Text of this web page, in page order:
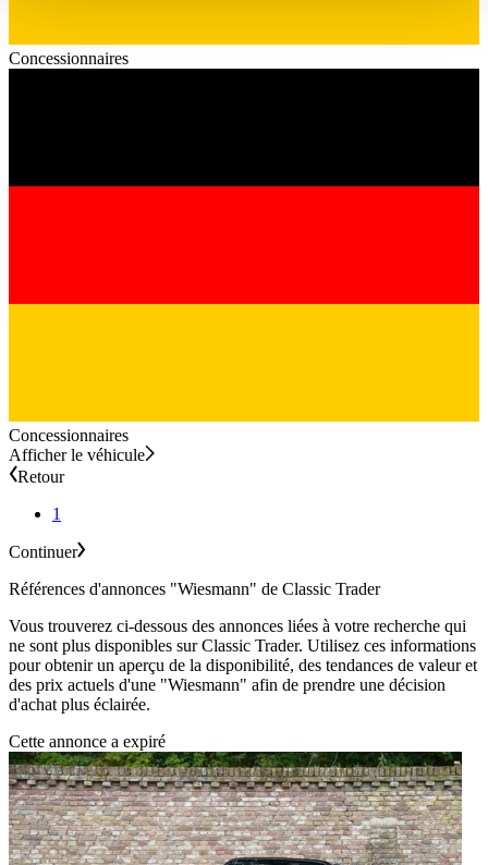
Concessionnaires
Concessionnaires
Afficher le véhicule
Retour
1
Continuer
Références d'annonces "Wiesmann" de Classic Trader
Vous trouverez ci-dessous des annonces liées à votre recherche qui
ne sont plus disponibles sur Classic Trader. Utilisez ces informations
pour obtenir un aperçu de la disponibilité, des tendances de valeur et
des prix actuels d'une "Wiesmann" afin de prendre une décision
d'achat plus éclairée.
Cette annonce a expiré